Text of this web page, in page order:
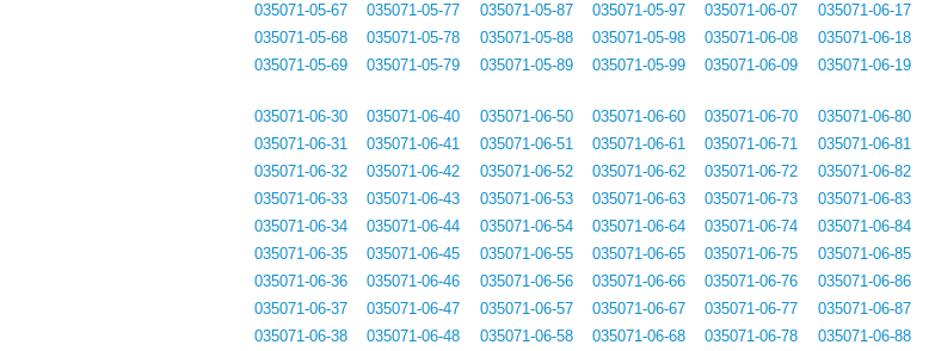
035071-05-67
035071-05-68
035071-05-69
035071-05-77
035071-05-78
035071-05-79
035071-05-87
035071-05-88
035071-05-89
035071-05-97
035071-05-98
035071-05-99
035071-06-07
035071-06-08
035071-06-09
035071-06-17
035071-06-18
035071-06-19
035071-06-30
035071-06-31
035071-06-32
035071-06-33
035071-06-34
035071-06-35
035071-06-36
035071-06-37
035071-06-38
035071-06-40
035071-06-41
035071-06-42
035071-06-43
035071-06-44
035071-06-45
035071-06-46
035071-06-47
035071-06-48
035071-06-50
035071-06-51
035071-06-52
035071-06-53
035071-06-54
035071-06-55
035071-06-56
035071-06-57
035071-06-58
035071-06-60
035071-06-61
035071-06-62
035071-06-63
035071-06-64
035071-06-65
035071-06-66
035071-06-67
035071-06-68
035071-06-70
035071-06-71
035071-06-72
035071-06-73
035071-06-74
035071-06-75
035071-06-76
035071-06-77
035071-06-78
035071-06-80
035071-06-81
035071-06-82
035071-06-83
035071-06-84
035071-06-85
035071-06-86
035071-06-87
035071-06-88